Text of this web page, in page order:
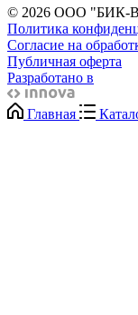
© 2026 ООО "БИК-
Политика
Согласие на
Публичная оферта
Разработано в
Главная